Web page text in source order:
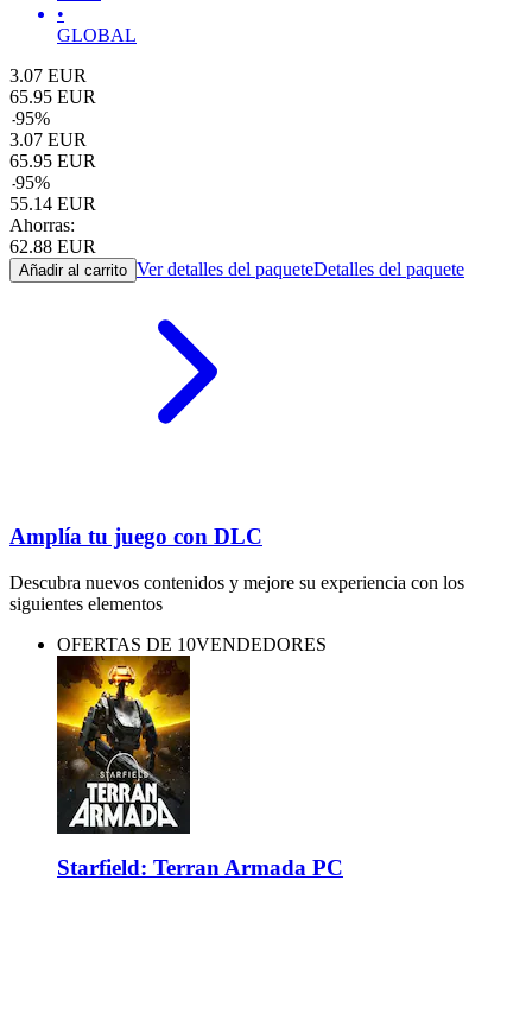
•
GLOBAL
3.07 EUR
65.95 EUR
-95%
3.07 EUR
65.95 EUR
-95%
55.14 EUR
Ahorras:
62.88 EUR
Añadir al carrito Ver detalles del paqueteDetalles del paquete
Amplía tu juego con DLC
Descubra nuevos contenidos y mejore su experiencia con los
siguientes elementos
OFERTAS DE 10VENDEDORES
Starfield: Terran Armada PC